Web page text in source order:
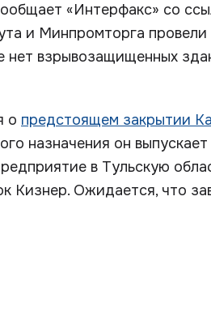
«Интерфакс» со
и Минпромторга
нет взрывозащищенных
о предстоящем закрытии
назначения он
в Тульскую
Кизнер. Ожидается, что